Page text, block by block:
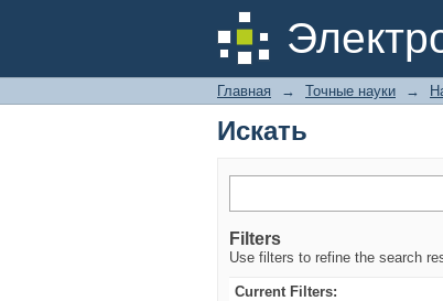
Искать
Главная → Точные науки →
Искать
Filters
Use filters to refine the search
Current Filters: